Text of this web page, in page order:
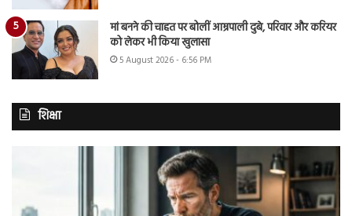
मां बनने की चाहत पर बोलीं आम्रपाली दुबे, परिवार और करियर
को लेकर भी किया खुलासा
5 August 2026 - 6:56 PM
शिक्षा